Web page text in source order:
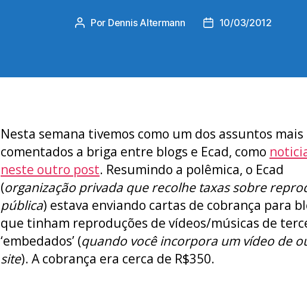
Autor
Por Dennis Altermann
Data10/03/2012
Nesta semana tivemos como um dos assuntos mais
comentados a briga entre blogs e Ecad, como
neste outro post. Resumindo a polêmica, o Ecad
(organização privada que recolhe taxas sobre
pública) estava enviando cartas de cobrança para
que tinham reproduções de vídeos/músicas de
‘embedados’ (quando você incorpora um vídeo de
site). A cobrança era cerca de R$350.